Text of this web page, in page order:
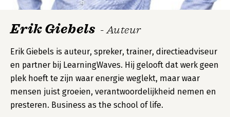
Erik Giebels - Auteur
Erik Giebels is auteur, spreker, trainer, directieadviseur
en partner bij LearningWaves. Hij gelooft dat werk geen
plek hoeft te zijn waar energie weglekt, maar waar
mensen juist groeien, verantwoordelijkheid nemen en
presteren. Business as the school of life.